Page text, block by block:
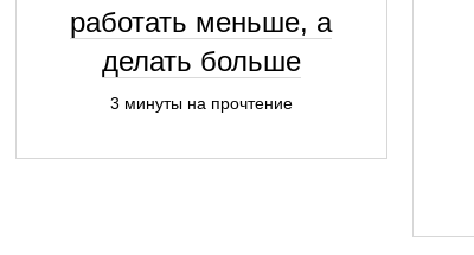
работать меньше, а
делать больше
3 минуты на прочтение